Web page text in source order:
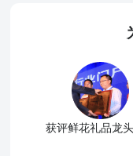
获评鲜花礼品龙